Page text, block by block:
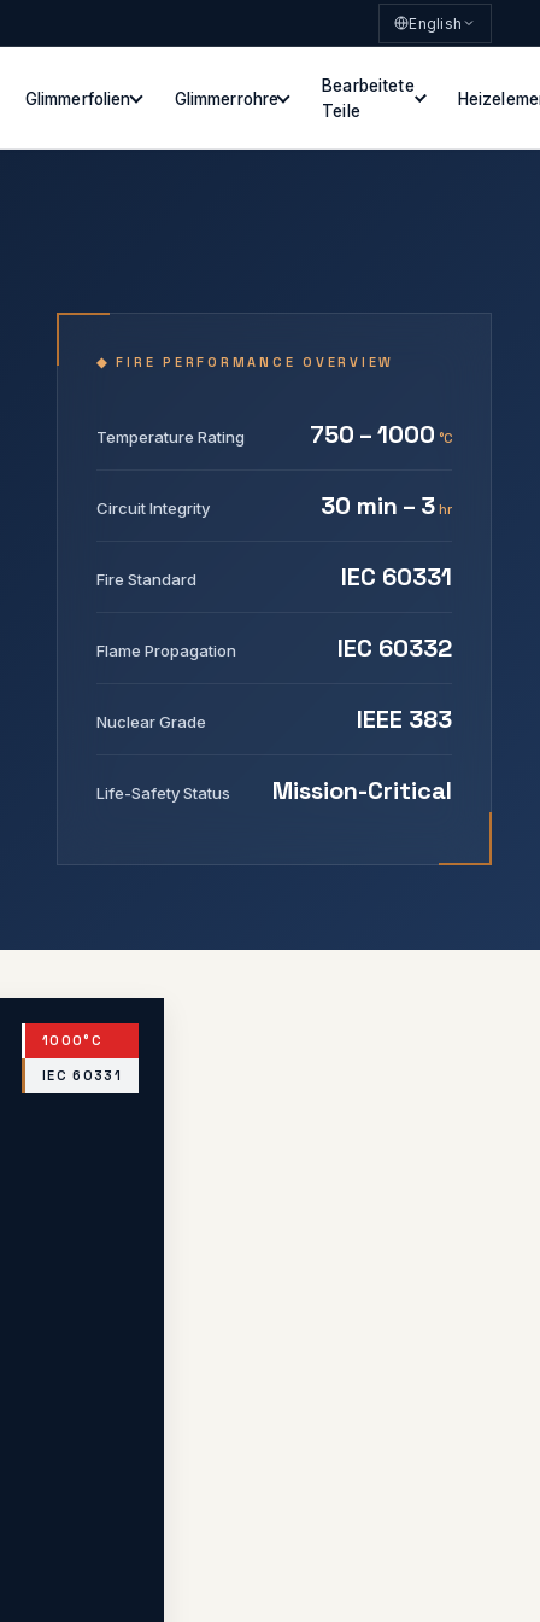
English
Glimmerfolien Glimmerrohre
Bearbeitete
Teile
◆ FIRE PERFORMANCE OVERVIEW
Temperature Rating 750 – 1000 °C
Circuit Integrity 30 min – 3 hr
Fire Standard IEC 60331
Flame Propagation IEC 60332
Nuclear Grade IEEE 383
Life-Safety Status Mission-Critical
1000°C
IEC 60331